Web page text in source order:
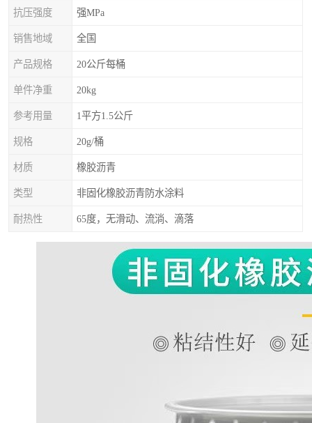
抗压强度 强MPa
销售地域 全国
产品规格 20公斤每桶
单件净重 20kg
参考用量 1平方1.5公斤
规格 20g/桶
材质 橡胶沥青
类型 非固化橡胶沥青防水涂料
耐热性 65度，无滑动、流淌、滴落